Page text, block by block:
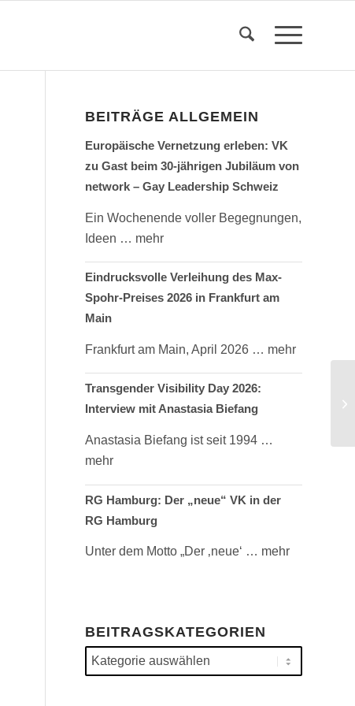
BEITRÄGE ALLGEMEIN
Europäische Vernetzung erleben: VK
zu Gast beim 30-jährigen Jubiläum von
network – Gay Leadership Schweiz
Ein Wochenende voller Begegnungen,
Ideen … mehr
Eindrucksvolle Verleihung des Max-
Spohr-Preises 2026 in Frankfurt am
Main
Frankfurt am Main, April 2026 … mehr
Transgender Visibility Day 2026:
Interview mit Anastasia Biefang
Anastasia Biefang ist seit 1994 …
mehr
RG Hamburg: Der „neue“ VK in der
RG Hamburg
Unter dem Motto „Der ‚neue‘ … mehr
BEITRAGSKATEGORIEN
Beitragskategorien